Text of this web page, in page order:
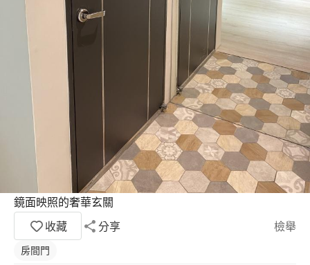
鏡面映照的奢華玄關
收藏
分享 檢舉
房間門